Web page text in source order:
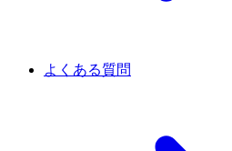
よくある質問